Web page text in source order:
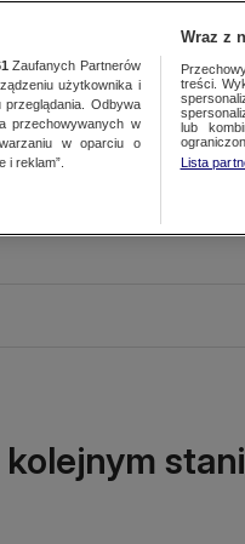
Zaufanych Partnerów
użytkownika i
Odbywa
przechowywanych w
w oparciu o
i reklam”.
Wraz z
treści.
lub
Lista